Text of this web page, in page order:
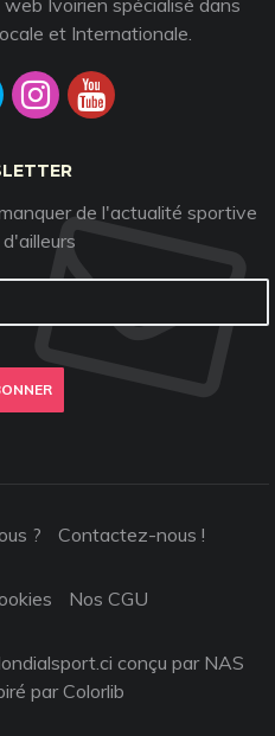
Ivoirien spécialisé dans
et Internationale.
de l'actualité sportive
? Contactez-nous !
Nos CGU
conçu par NAS
parColorlib